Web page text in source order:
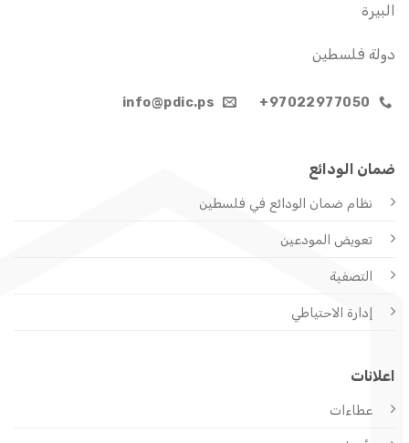
البيرة
دولة فلسطين
97022977050+
info@pdic.ps
ضمان الودائع
نظام ضمان الودائع في فلسطين
تعويض المودعين
التصفية
إدارة الاحتياطي
اعلانات
عطاءات